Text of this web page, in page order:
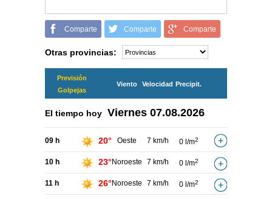
Comparte Comparte Comparte
Otras provincias:
Previsión
Golpejas
Viento Velocidad Precipit.
El tiempo hoy Viernes 07.08.2026
09 h 20° Oeste 7 km/h 0 l/m2
10 h 23° Noroeste 7 km/h 0 l/m2
11 h 26° Noroeste 7 km/h 0 l/m2